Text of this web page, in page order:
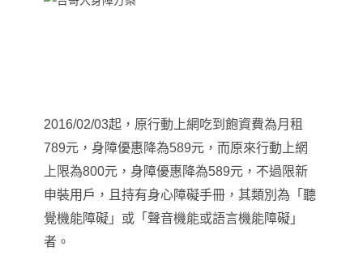
2016/02/03起 ， 原行動上網吃到飽資費為月租
789元，身障優惠降為589元，而原來行動上網
上限為800元，身障優惠降為589元，不過限新
申裝用戶，且持有身心障礙手冊，其類別為「聽
覺機能障礙」或「聲音機能或語言機能障礙」
者。